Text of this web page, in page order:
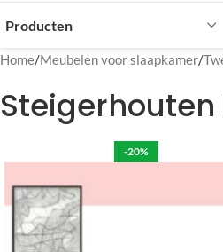
Producten
Home Meubelen voor slaapkamer
Steigerhouten
-20%